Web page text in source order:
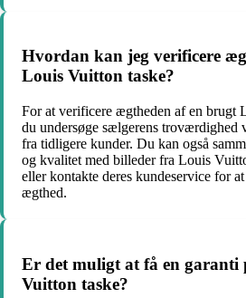
Hvordan kan jeg verificere
Louis Vuitton taske?
For at verificere ægtheden af en brugt
du undersøge sælgerens troværdighed
fra tidligere kunder. Du kan også
og kvalitet med billeder fra Louis
eller kontakte deres kundeservice for
ægthed.
Er det muligt at få en garanti
Vuitton taske?